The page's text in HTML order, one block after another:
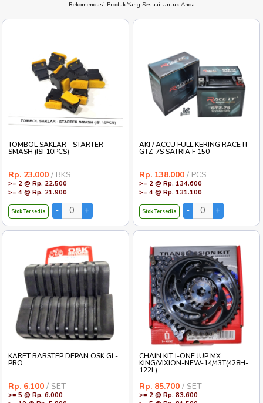
Rekomendasi Produk Yang Sesuai Untuk Anda
TOMBOL SAKLAR - STARTER
SMASH (ISI 10PCS)
Rp. 23.000 / BKS
>= 2 @ Rp. 22.500
>= 4 @ Rp. 21.900
Stok Tersedia
AKI / ACCU FULL KERING RACE IT
GTZ-7S SATRIA F 150
Rp. 138.000 / PCS
>= 2 @ Rp. 134.600
>= 4 @ Rp. 131.100
Stok Tersedia
KARET BARSTEP DEPAN OSK GL-
PRO
Rp. 6.100 / SET
>= 5 @ Rp. 6.000
CHAIN KIT I-ONE JUP MX
KING/VIXION-NEW-14/43T(428H-
122L)
Rp. 85.700 / SET
>= 2 @ Rp. 83.600